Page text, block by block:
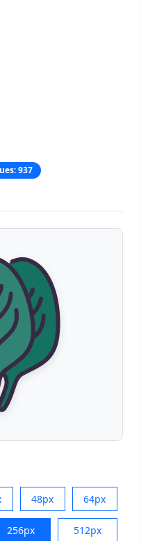
937
48px 64px
256px 512px